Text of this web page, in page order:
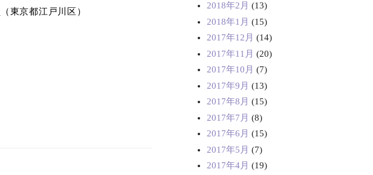
（東京都江戸川区）
2018年2月 (13)
2018年1月 (15)
2017年12月 (14)
2017年11月 (20)
2017年10月 (7)
2017年9月 (13)
2017年8月 (15)
2017年7月 (8)
2017年6月 (15)
2017年5月 (7)
2017年4月 (19)